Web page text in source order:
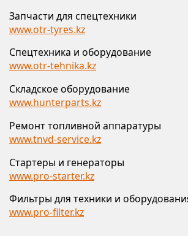
Запчасти для спецтехники
www.otr-tyres.kz
Спецтехника и оборудование
www.otr-tehnika.kz
Складское оборудование
www.hunterparts.kz
Ремонт топливной аппаратуры
www.tnvd-service.kz
Стартеры и генераторы
www.pro-starter.kz
Фильтры для техники и
www.pro-filter.kz